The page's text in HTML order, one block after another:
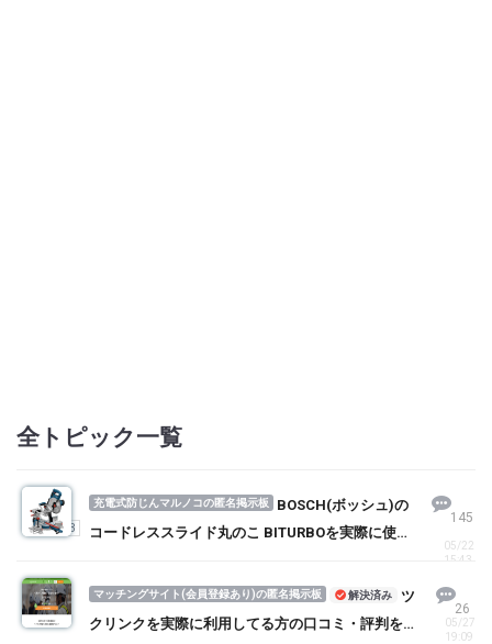
全トピック一覧
充電式防じんマルノコの匿名掲示板
BOSCH(ボッシュ)の
コードレススライド丸のこ BITURBOを実際に使っ
1 2 3
145
05/22
15:43
マッチングサイト(会員登録あり)の匿名掲示板 解決済み
ツ
クリンクを実際に利用してる方の口コミ・評判を求
26
05/27
19:09